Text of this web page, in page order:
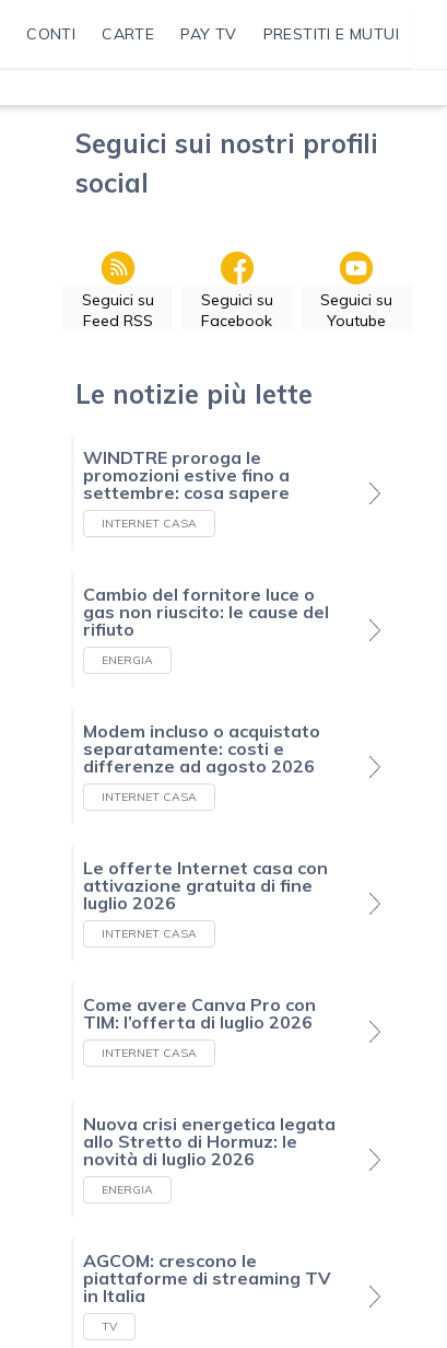
CONTI CARTE PAY TV PRESTITI E MUTUI
Seguici sui nostri profili
social
Seguici su
Feed RSS
Seguici su
Facebook
Seguici su
Youtube
Le notizie più lette
WINDTRE proroga le
promozioni estive fino a
settembre: cosa sapere
INTERNET CASA
Cambio del fornitore luce o
gas non riuscito: le cause del
rifiuto
ENERGIA
Modem incluso o acquistato
separatamente: costi e
differenze ad agosto 2026
INTERNET CASA
Le offerte Internet casa con
attivazione gratuita di fine
luglio 2026
INTERNET CASA
Come avere Canva Pro con
TIM: l’offerta di luglio 2026
INTERNET CASA
Nuova crisi energetica legata
allo Stretto di Hormuz: le
novità di luglio 2026
ENERGIA
AGCOM: crescono le
piattaforme di streaming TV
in Italia
TV